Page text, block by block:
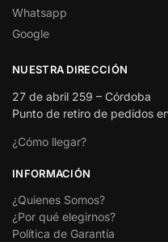
Whatsapp
Google
NUESTRA DIRECCIÓN
27 de abril 259 – Córdoba
Punto de retiro de pedidos
¿Cómo llegar?
INFORMACIÓN
¿Quienes Somos?
¿Por qué elegirnos?
Política de Garantía